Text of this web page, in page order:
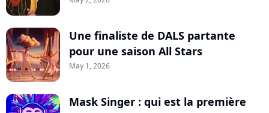
Une finaliste de DALS partante
pour une saison All Stars
May 1, 2026
Mask Singer : qui est la première